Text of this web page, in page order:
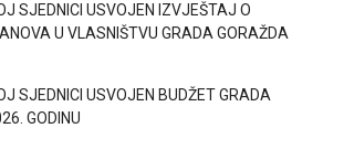
SJEDNICI USVOJEN IZVJEŠTAJ O
U VLASNIŠTVU GRADA GORAŽDA
SJEDNICI USVOJEN BUDŽET GRADA
GODINU